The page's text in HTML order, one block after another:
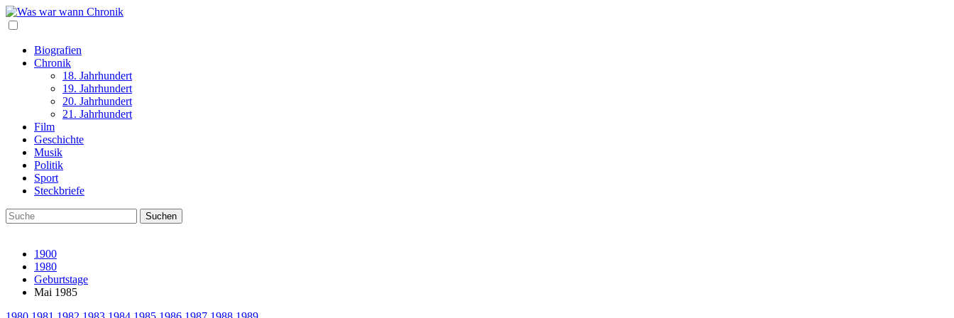
Biografien
Chronik
18. Jahrhundert
19. Jahrhundert
20. Jahrhundert
21. Jahrhundert
Film
Geschichte
Musik
Politik
Sport
Steckbriefe
1900
1980
Geburtstage
Mai 1985